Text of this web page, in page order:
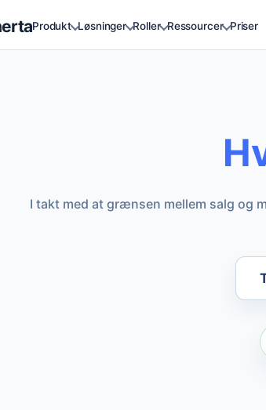
Produkt Løsninger Roller Ressourcer Priser
I takt med at grænsen mellem salg og